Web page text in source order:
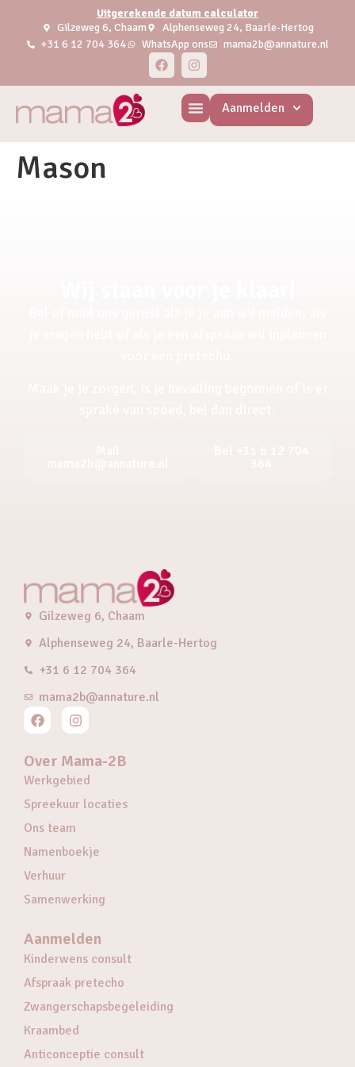
Uitgerekende datum calculator
Gilzeweg 6, Chaam
Alphenseweg 24, Baarle-Hertog
+31 6 12 704 364
WhatsApp ons mama2b@annature.nl
Aanmelden
Mason
Gilzeweg 6, Chaam
Alphenseweg 24, Baarle-Hertog
+31 6 12 704 364
mama2b@annature.nl
Over Mama-2B
Werkgebied
Spreekuur locaties
Ons team
Namenboekje
Verhuur
Samenwerking
Aanmelden
Kinderwens consult
Afspraak pretecho
Zwangerschapsbegeleiding
Kraambed
Anticonceptie consult